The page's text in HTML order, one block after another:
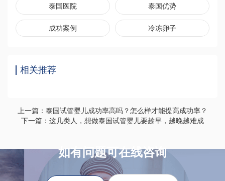
泰国医院 泰国优势
成功案例 冷冻卵子
相关推荐
上一篇：泰国试管婴儿成功率高吗？怎么样才能提高成功率？
下一篇：这几类人，想做泰国试管婴儿要趁早，越晚越难成
如有问题可在线咨询